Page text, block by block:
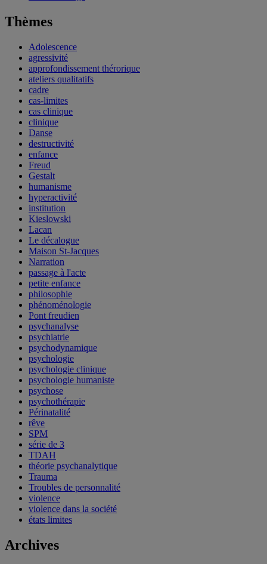
Thèmes
Adolescence
agressivité
approfondissement thérorique
ateliers qualitatifs
cadre
cas-limites
cas clinique
clinique
Danse
destructivité
enfance
Freud
Gestalt
humanisme
hyperactivité
institution
Kieslowski
Lacan
Le décalogue
Maison St-Jacques
Narration
passage à l'acte
petite enfance
philosophie
phénoménologie
Pont freudien
psychanalyse
psychiatrie
psychodynamique
psychologie
psychologie clinique
psychologie humaniste
psychose
psychothérapie
Périnatalité
rêve
SPM
série de 3
TDAH
théorie psychanalytique
Trauma
Troubles de personnalité
violence
violence dans la société
états limites
Archives